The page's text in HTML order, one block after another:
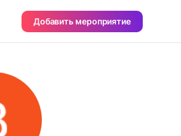
Добавить мероприятие